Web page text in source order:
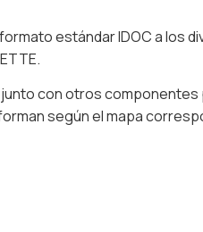
estándar IDOC a
con otros componentes
según el mapa